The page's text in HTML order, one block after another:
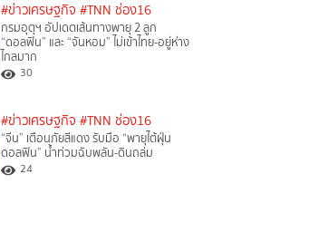
#ข่าวเศรษฐกิจ #TNN ช่อง16
กรมอุตุฯ อัปเดตเส้นทางพายุ 2 ลูก
“ดอลฟิน” และ “จันหอม” ไม่เข้าไทย-อยู่ห่าง
ไกลมาก
30
#ข่าวเศรษฐกิจ #TNN ช่อง16
“จีน” เตือนภัยสีแดง รับมือ “พายุไต้ฝุ่น
ดอลฟิน” น้ำท่วมฉับพลัน-ดินถล่ม
24